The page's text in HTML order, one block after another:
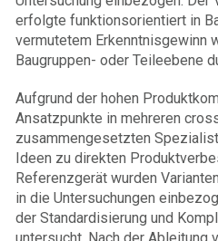
erfolgte funktionsorientiert in
vermutetem Erkenntnisgewinn
Baugruppen- oder Teileebene
Aufgrund der hohen
Ansatzpunkte in mehreren
zusammengesetzten
Ideen zu direkten
Referenzgerät wurden
in die Untersuchungen
der Standardisierung und